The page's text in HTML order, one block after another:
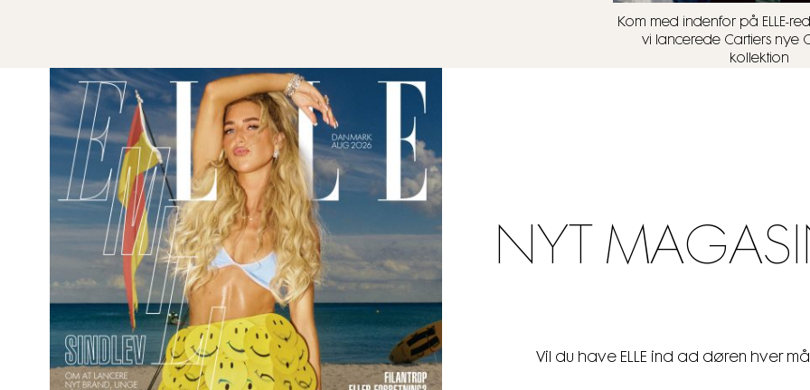
Kom med indenfor på ELLE-
vi lancerede Cartiers nye
kollektion
NYT
Vil du have ELLE ind ad døren hver